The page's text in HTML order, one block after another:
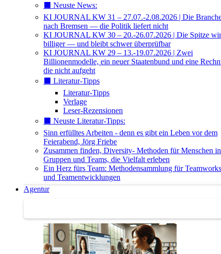
⬛️ Neuste News:
KI JOURNAL KW 31 – 27.07.-2.08.2026 | Die
nach Bremsen — die Politik liefert nicht
KI JOURNAL KW 30 – 20.-26.07.2026 | Die Spitze
billiger — und bleibt schwer überprüfbar
KI JOURNAL KW 29 – 13.-19.07.2026 | Zwei
Billionenmodelle, ein neuer Staatenbund und eine
die nicht aufgeht
⬛️ Literatur-Tipps
Literatur-Tipps
Verlage
Leser-Rezensionen
⬛️ Neuste Literatur-Tipps:
Sinn erfülltes Arbeiten - denn es gibt ein Leben vor dem
Feierabend, Jörg Friebe
Zusammen finden, Diversity- Methoden für Menschen in
Gruppen und Teams, die Vielfalt erleben
Ein Herz fürs Team: Methodensammlung für
und Teamentwicklungen
Agentur